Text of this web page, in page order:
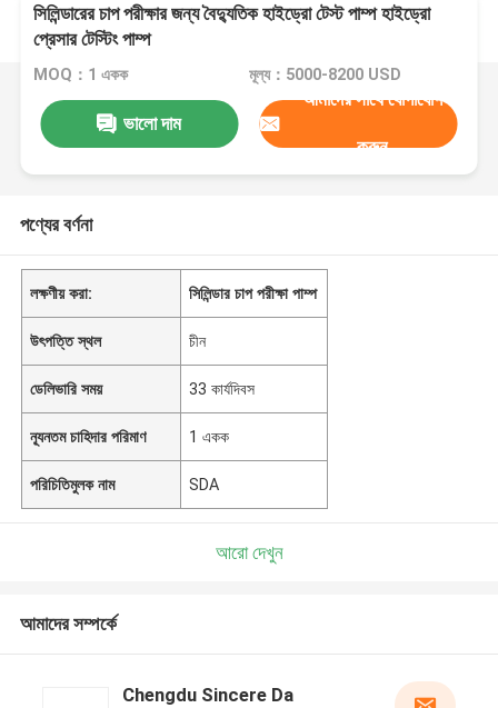
সিলিন্ডারের চাপ পরীক্ষার জন্য বৈদ্যুতিক হাইড্রো টেস্ট পাম্প হাইড্রো
প্রেসার টেস্টিং পাম্প
MOQ：1 একক মূল্য：5000-8200 USD
ভালো দাম
আমাদের সাথে যোগাযোগ
করুন
পণ্যের বর্ণনা
লক্ষণীয় করা: সিলিন্ডার চাপ পরীক্ষা পাম্প
উৎপত্তি স্থল চীন
ডেলিভারি সময় 33 কার্যদিবস
ন্যূনতম চাহিদার পরিমাণ 1 একক
পরিচিতিমুলক নাম SDA
আরো দেখুন
আমাদের সম্পর্কে
Chengdu Sincere Da